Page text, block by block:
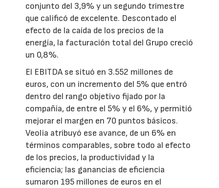
conjunto del 3,9% y un segundo trimestre
que calificó de excelente. Descontado el
efecto de la caída de los precios de la
energía, la facturación total del Grupo creció
un 0,8%.
El EBITDA se situó en 3.552 millones de
euros, con un incremento del 5% que entró
dentro del rango objetivo fijado por la
compañía, de entre el 5% y el 6%, y permitió
mejorar el margen en 70 puntos básicos.
Veolia atribuyó ese avance, de un 6% en
términos comparables, sobre todo al efecto
de los precios, la productividad y la
eficiencia; las ganancias de eficiencia
sumaron 195 millones de euros en el